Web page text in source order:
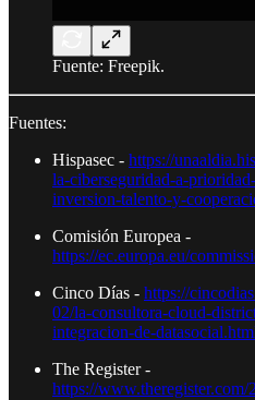
Fuente: Freepik.
Fuentes:
Hispasec - https://
la-ciberseguridad-a-
inversion-talento-y-
Comisión Europea -
https://ec.europa.eu/
Cinco Días - https://
02/la-consultora-cloud-
integracion-de-
The Register -
https://